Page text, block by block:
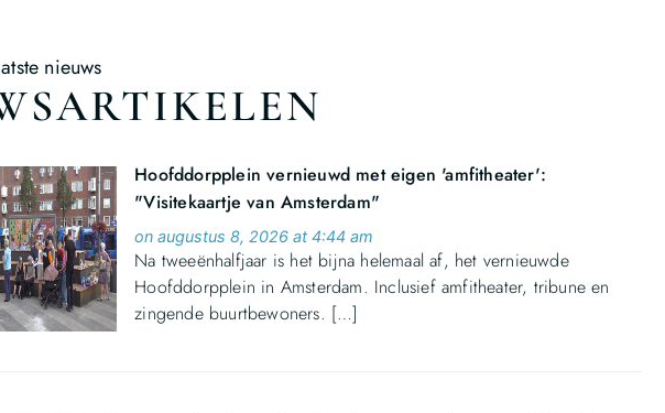
nieuws
Hoofddorpplein vernieuwd met eigen 'amfitheater':
"Visitekaartje van Amsterdam"
on augustus 8, 2026 at 4:44 am
Na tweeënhalfjaar is het bijna helemaal af, het vernieuwde
Hoofddorpplein in Amsterdam. Inclusief amfitheater, tribune en
zingende buurtbewoners. […]